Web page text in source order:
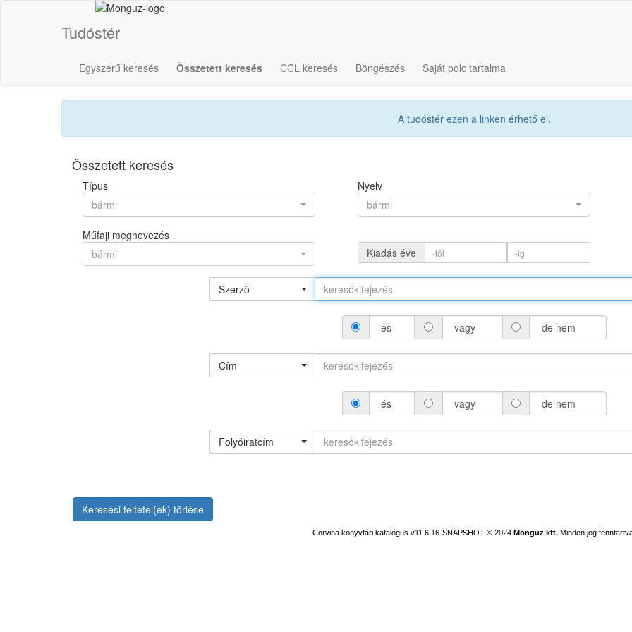
Tudóstér
Egyszerű keresés Összetett keresés CCL keresés Böngészés Saját polc tartalma
A tudóstér ezen a linken érhető el.
Összetett keresés
Típus
bármi
Nyelv
bármi
Műfaji megnevezés
bármi
Kiadás éve
Szerző
és vagy de nem
Cím
és vagy de nem
Folyóiratcím
Keresési feltétel(ek) törlése
Corvina könyvtári katalógus v11.6.16-SNAPSHOT © 2024 Monguz kft. Minden jog